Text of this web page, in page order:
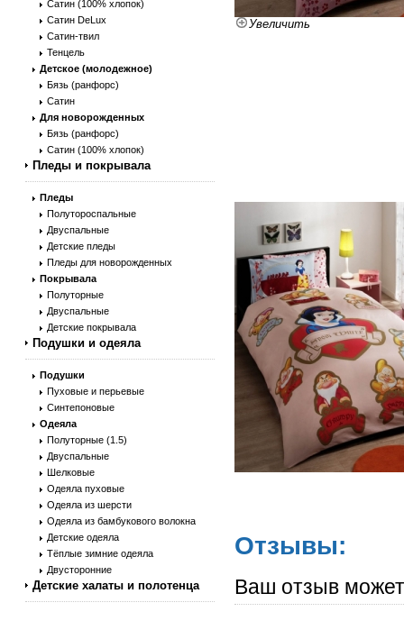
Сатин (100% хлопок)
Сатин DeLux
Сатин-твил
Тенцель
Детское (молодежное)
Бязь (ранфорс)
Сатин
Для новорожденных
Бязь (ранфорс)
Сатин (100% хлопок)
Пледы и покрывала
Пледы
Полутороспальные
Двуспальные
Детские пледы
Пледы для новорожденных
Покрывала
Полуторные
Двуспальные
Детские покрывала
Подушки и одеяла
Подушки
Пуховые и перьевые
Синтепоновые
Одеяла
Полуторные (1.5)
Двуспальные
Шелковые
Одеяла пуховые
Одеяла из шерсти
Одеяла из бамбукового волокна
Детские одеяла
Тёплые зимние одеяла
Двусторонние
Детские халаты и полотенца
Увеличить
Отзывы:
Ваш отзыв